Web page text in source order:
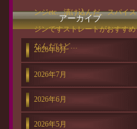
ンジetc…漬け込んだ、スパイス
ジンですストレートがおすすめ
なんだけど…
アーカイブ
2026年8月
2026年7月
2026年6月
2026年5月